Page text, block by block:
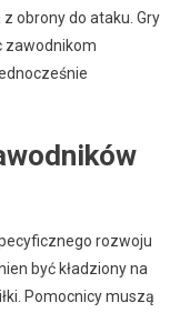
obrony do ataku. Gry
zawodnikom
rozwoju
być kładziony na
Pomocnicy muszą